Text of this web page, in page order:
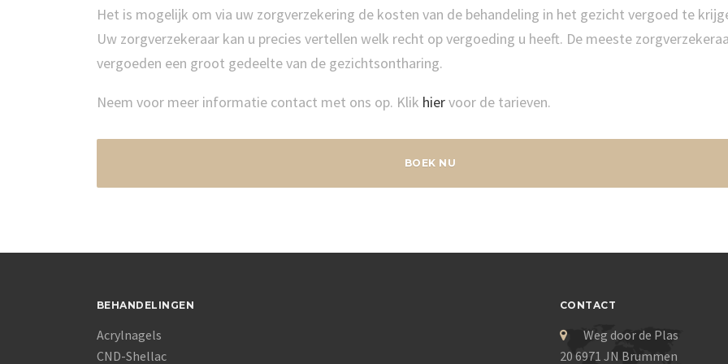
Het is mogelijk om via uw zorgverzekering de kosten van de behandeling in het gezicht vergoed te
Uw zorgverzekeraar kan u precies vertellen welk recht op vergoeding u heeft. De meeste
vergoeden een groot gedeelte van de gezichtsontharing.
Neem voor meer informatie contact met ons op. Klik hiervoor de tarieven.
BOEK NU
BEHANDELINGEN
Acrylnagels
CND-Shellac
CONTACT
Weg door de Plas
20 6971 JN Brummen